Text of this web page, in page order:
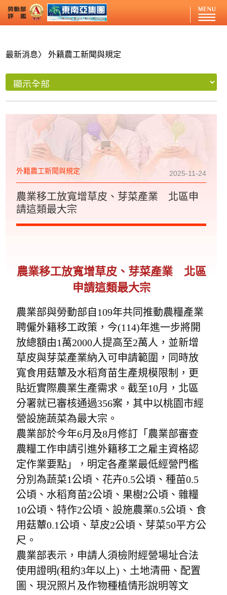
最新消息〉 外籍農工新聞與規定
2025-11-24
外籍農工新聞與規定
農業移工放寬增草皮、芽菜產業 北區申
請這類最大宗
農業移工放寬增草皮、芽菜產業 北區
申請這類最大宗
農業部與勞動部自109年共同推動農糧產業
聘僱外籍移工政策，今(114)年進一步將開
放總額由1萬2000人提高至2萬人，並新增
草皮與芽菜產業納入可申請範圍，同時放
寬食用菇蕈及水稻育苗生產規模限制，更
貼近實際農業生產需求。截至10月，北區
分署就已審核通過356案，其中以桃園市經
營設施蔬菜為最大宗。
農業部於今年6月及8月修訂「農業部審查
農糧工作申請引進外籍移工之雇主資格認
定作業要點」，明定各產業最低經營門檻
分別為蔬菜1公頃、花卉0.5公頃、種苗0.5
公頃、水稻育苗2公頃、果樹2公頃、雜糧
10公頃、特作2公頃、設施農業0.5公頃、食
用菇蕈0.1公頃、草皮2公頃、芽菜50平方公
尺。
農業部表示，申請人須檢附經營場址合法
使用證明(租約3年以上)、土地清冊、配置
圖、現況照片及作物種植情形說明等文